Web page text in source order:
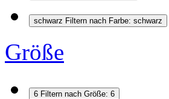
schwarz Filtern nach Farbe: schwarz
Größe
6 Filtern nach Größe: 6